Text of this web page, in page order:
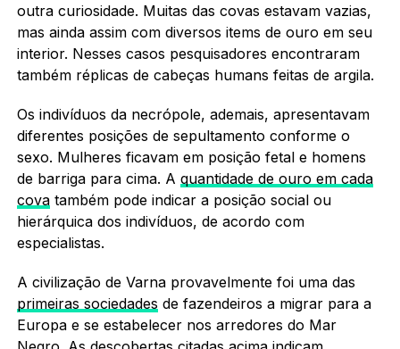
outra curiosidade. Muitas das covas estavam vazias,
mas ainda assim com diversos items de ouro em seu
interior. Nesses casos pesquisadores encontraram
também réplicas de cabeças humans feitas de argila.
Os indivíduos da necrópole, ademais, apresentavam
diferentes posições de sepultamento conforme o
sexo. Mulheres ficavam em posição fetal e homens
de barriga para cima. A quantidade de ouro em cada
covatambém pode indicar a posição social ou
hierárquica dos indivíduos, de acordo com
especialistas.
A civilização de Varna provavelmente foi uma das
primeiras sociedades de fazendeiros a migrar para a
Europa e se estabelecer nos arredores do Mar